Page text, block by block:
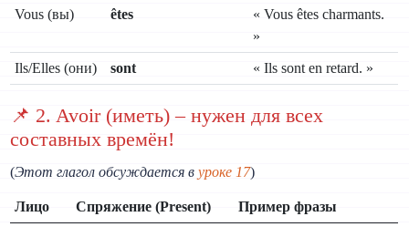
Vous (вы) êtes
« Vous êtes charmants.
»
Ils/Elles (они) sont « Ils sont en retard. »
📌 2. Avoir (иметь) – нужен для всех
составных времён!
(Этот глагол обсуждается вуроке 17)
Лицо Спряжение (Present) Пример фразы